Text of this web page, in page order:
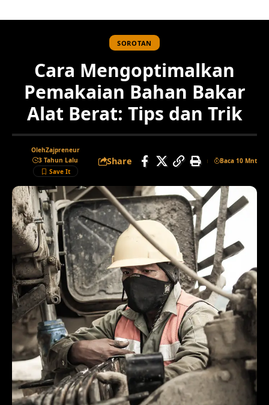
SOROTAN
Cara Mengoptimalkan
Pemakaian Bahan Bakar
Alat Berat: Tips dan Trik
OlehZajpreneur
3 Tahun Lalu
Share Baca 10 Mnt